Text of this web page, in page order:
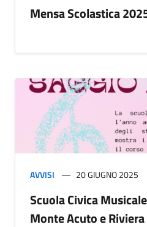
Mensa Scolastica
AVVISI 20 GIUGNO 2025
Scuola Civica
Monte Acuto e